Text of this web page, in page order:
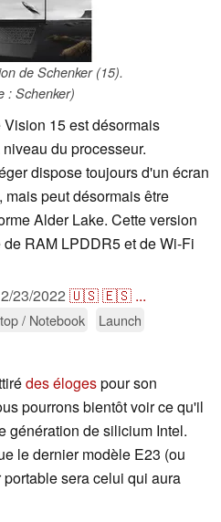
de Schenker (15).
: Schenker)
15 est désormais
du processeur.
dispose toujours d'un écran
peut désormais être
Alder Lake. Cette version
RAM LPDDR5 et de Wi-Fi
23/2022 🇺🇸🇪🇸 ...
/ Notebook
Launch
des élogespour son
pourrons bientôt voir ce qu'il
génération de silicium Intel.
le dernier modèle E23 (ou
sera celui qui aura